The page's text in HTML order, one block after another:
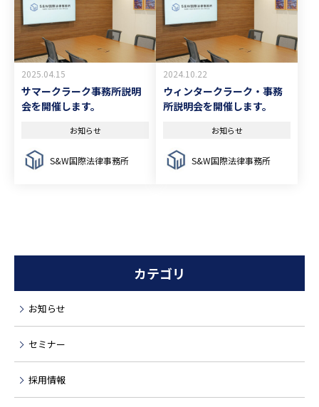
2025.04.15
サマークラーク事務所説明
会を開催します。
お知らせ
S&W国際法律事務所
2024.10.22
ウィンタークラーク・事務
所説明会を開催します。
お知らせ
S&W国際法律事務所
カテゴリ
お知らせ
セミナー
採用情報